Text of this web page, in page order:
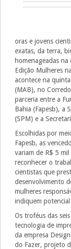
oras e jovens
exatas, da terra,
homenageadas
Edição Mulheres
acontece na
(MAB), no
parceria entre a
Bahia (Fapesb), a
(SPM) e a
Escolhidas por
Fapesb, as
variam de R$ 5
reconhecer o
cientistas que
desenvolvimento
mulheres
indiquem
Os troféus das
tecnologia de
da empresa
do Fazer, projeto